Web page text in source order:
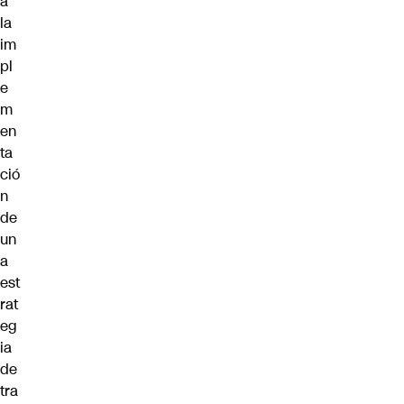
la
im
pl
e
m
en
ta
ció
n
de
un
a
est
rat
eg
ia
de
tra